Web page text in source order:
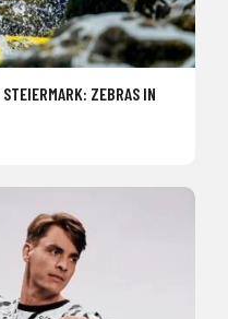
STEIERMARK: ZEBRAS IN